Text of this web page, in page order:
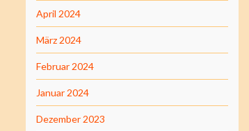
April 2024
März 2024
Februar 2024
Januar 2024
Dezember 2023